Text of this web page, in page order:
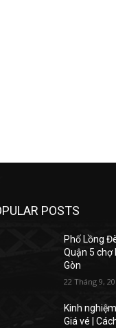
POSTS
Phố Lồng
Quận 5 chợ
Gòn
22 Tháng 9,
Kinh
Giá vé |